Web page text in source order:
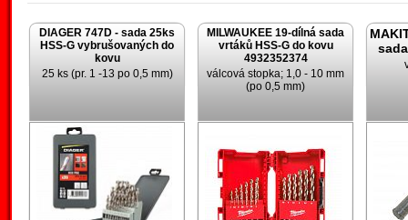
DIAGER 747D - sada 25ks
HSS-G vybrušovaných do
kovu
25 ks (pr. 1 -13 po 0,5 mm)
MILWAUKEE 19-dílná sada
vrtáků HSS-G do kovu
4932352374
válcová stopka; 1,0 - 10 mm
(po 0,5 mm)